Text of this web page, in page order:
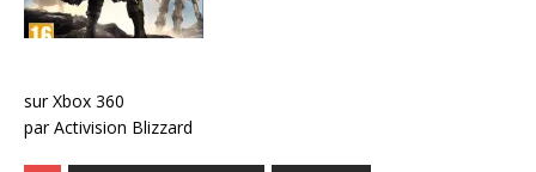
sur Xbox 360
par Activision Blizzard